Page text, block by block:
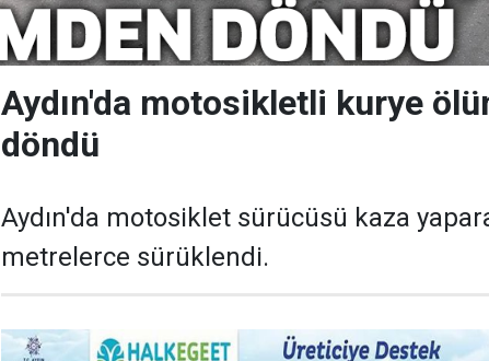
Aydın'da motosikletli kurye
döndü
Aydın'da motosiklet sürücüsü kaza
metrelerce sürüklendi.